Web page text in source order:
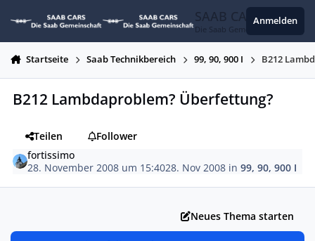
SAAB CARS
Die Saab Gemeinschaft
Anmelden
Startseite Saab Technikbereich 99, 90, 900 I B212
B212 Lambdaproblem? Überfettung?
Teilen
Follower
fortissimo
28. November 2008 um 15:4028. Nov 2008 in99, 90, 900 I
Neues Thema starten